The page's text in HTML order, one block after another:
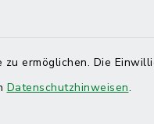
ermöglichen. Die
Datenschutzhinweisen.